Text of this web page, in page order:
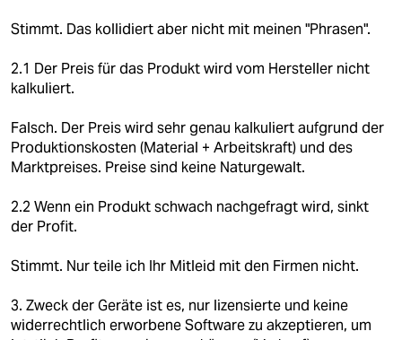
Stimmt. Das kollidiert aber nicht mit meinen "Phrasen".
2.1 Der Preis für das Produkt wird vom Hersteller nicht
kalkuliert.
Falsch. Der Preis wird sehr genau kalkuliert aufgrund der
Produktionskosten (Material + Arbeitskraft) und des
Marktpreises. Preise sind keine Naturgewalt.
2.2 Wenn ein Produkt schwach nachgefragt wird, sinkt
der Profit.
Stimmt. Nur teile ich Ihr Mitleid mit den Firmen nicht.
3. Zweck der Geräte ist es, nur lizensierte und keine
widerrechtlich erworbene Software zu akzeptieren, um